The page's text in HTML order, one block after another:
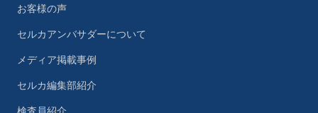
お客様の声
セルカアンバサダーについて
メディア掲載事例
セルカ編集部紹介